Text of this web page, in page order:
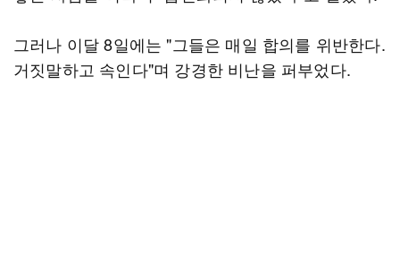
그러나 이달 8일에는 "그들은 매일 합의를 위반한다.
거짓말하고 속인다"며 강경한 비난을 퍼부었다.